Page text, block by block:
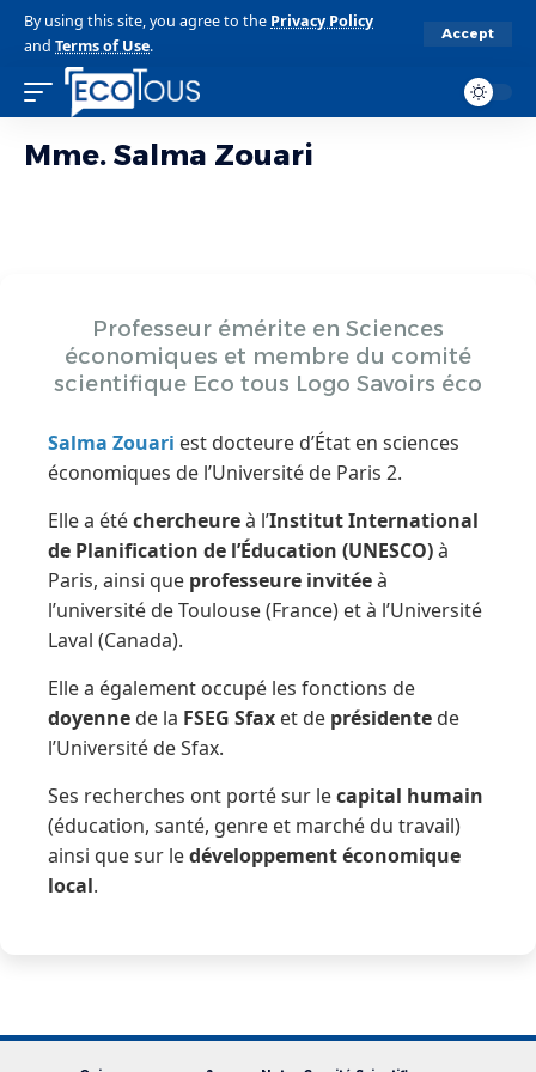
By using this site, you agree to the Privacy Policy
and Terms of Use.
Accept
Mme. Salma Zouari
Professeur émérite en Sciences
économiques et membre du comité
scientifique Eco tous Logo Savoirs éco
Salma Zouari est docteure d’État en sciences
économiques de l’Université de Paris 2.
Elle a étéchercheureà l’Institut International
de Planification de l’Éducation (UNESCO)à
Paris, ainsi que professeure invitéeà
l’université de Toulouse (France) et à l’Université
Laval (Canada).
Elle a également occupé les fonctions de
doyenne de la FSEG Sfax et de présidente de
l’Université de Sfax.
Ses recherches ont porté sur lecapital humain
(éducation, santé, genre et marché du travail)
ainsi que sur ledéveloppement économique
local.